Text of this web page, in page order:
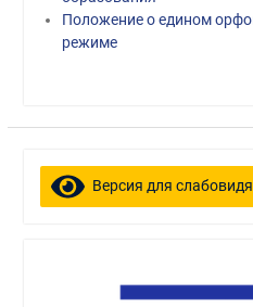
Положение о едином
режиме
Версия для